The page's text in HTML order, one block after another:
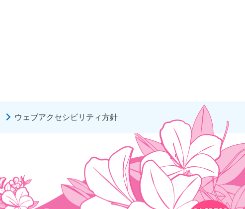
ウェブアクセシビリティ方針